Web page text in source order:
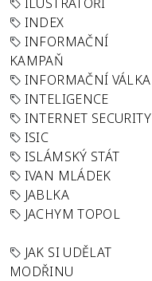
INDEX
INFORMAČNÍ
KAMPAŇ
INFORMAČNÍ VÁLKA
INTELIGENCE
INTERNET SECURITY
ISIC
ISLÁMSKÝ STÁT
IVAN MLÁDEK
JABLKA
JACHYM TOPOL
JAK SI UDĚLAT
MODŘINU